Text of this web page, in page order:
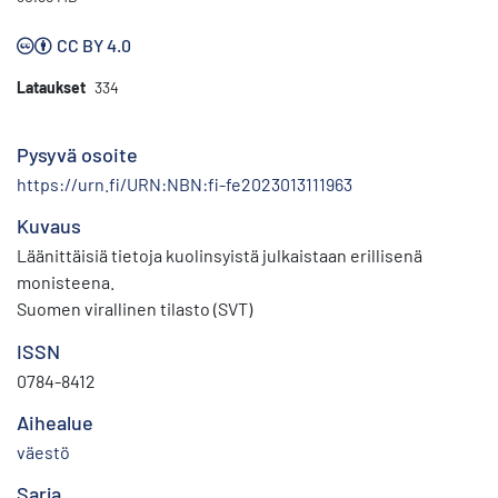
CC BY 4.0
Lataukset 334
Pysyvä osoite
https://urn.fi/URN:NBN:fi-fe2023013111963
Kuvaus
Läänittäisiä tietoja kuolinsyistä julkaistaan erillisenä
monisteena.
Suomen virallinen tilasto (SVT)
ISSN
0784-8412
Aihealue
väestö